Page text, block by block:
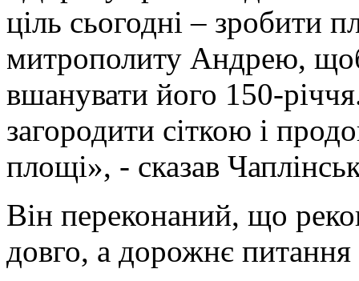
ціль сьогодні – зробити
митрополиту Андрею,
вшанувати його 150-
загородити сіткою і
площі», - сказав
Він переконаний, що
довго, а дорожнє питання